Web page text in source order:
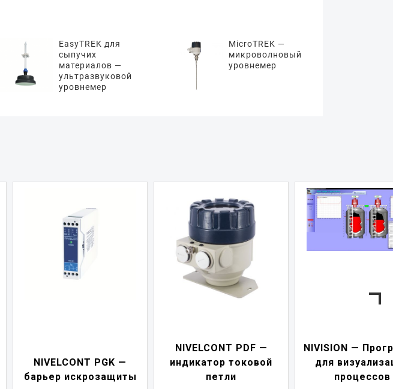
EasyTREK для
сыпучих
материалов —
ультразвуковой
уровнемер
MicroTREK —
микроволновый
уровнемер
NIVELCONT PGK —
барьер искрозащиты
NIVELCONT PDF —
индикатор токовой
петли
NIVISION —
для
процессов